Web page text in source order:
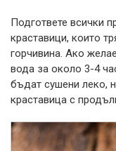
Подгответе всички
краставици, които
горчивина. Ако
вода за около 3-4
бъдат сушени леко,
краставица с